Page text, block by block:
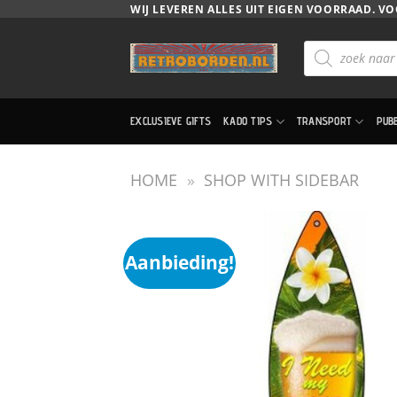
WIJ LEVEREN ALLES UIT EIGEN VOORRAAD.
Producten
zoeken
EXCLUSIEVE GIFTS KADO TIPS TRANSPORT
HOME » SHOP WITH SIDEBAR
Aanbieding!